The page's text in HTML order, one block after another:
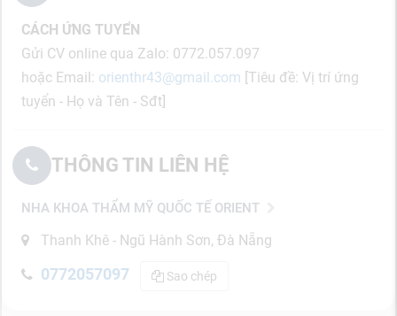
CÁCH ỨNG TUYỂN
Gửi CV online qua Zalo: 0772.057.097
hoặc Email: orienthr43@gmail.com [Tiêu đề: Vị trí ứng
tuyển - Họ và Tên - Sđt]
THÔNG TIN LIÊN HỆ
NHA KHOA THẨM MỸ QUỐC TẾ ORIENT
Thanh Khê - Ngũ Hành Sơn, Đà Nẵng
0772057097 Sao chép